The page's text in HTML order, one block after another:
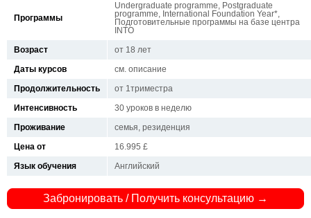
Программы
Undergraduate programme, Postgraduate
programme, International Foundation Year*,
Подготовительные программы на базе центра
INTO
Возраст
от 18 лет
Даты курсов
см. описание
Продолжительность
от 1триместра
Интенсивность
30 уроков в неделю
Проживание
семья, резиденция
Цена от
16.995 £
Язык обучения
Английский
Забронировать / Получить консультацию →